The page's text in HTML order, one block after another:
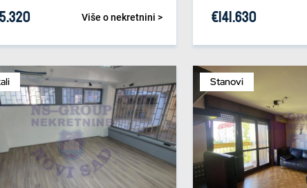
Više o nekretnini > €141.630
Stanovi